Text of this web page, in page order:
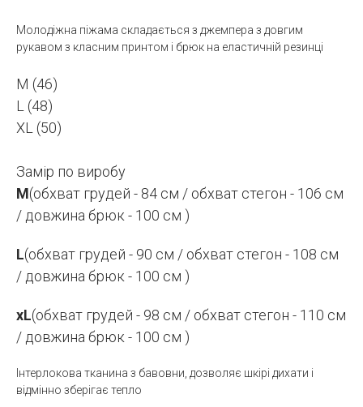
Молодіжна піжама складається з джемпера з довгим
рукавом з класним принтом і брюк на еластичній резинці
M (46)
L (48)
XL (50)
Замір по виробу
M(обхват грудей - 84 см / обхват стегон - 106 см
/ довжина брюк - 100 см )
L(обхват грудей - 90 см / обхват стегон - 108 см
/ довжина брюк - 100 см )
xL(обхват грудей - 98 см / обхват стегон - 110 см
/ довжина брюк - 100 см )
Інтерлокова тканина з бавовни, дозволяє шкірі дихати і
відмінно зберігає тепло